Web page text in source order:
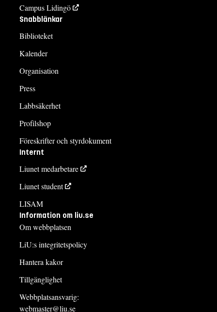
Campus Lidingö
Snabblänkar
Biblioteket
Kalender
Organisation
Press
Labbsäkerhet
Profilshop
Föreskrifter och styrdokument
Internt
Liunet medarbetare
Liunet student
LISAM
Information om liu.se
Om webbplatsen
LiU:s integritetspolicy
Hantera kakor
Tillgänglighet
Webbplatsansvarig:
webmaster@liu.se